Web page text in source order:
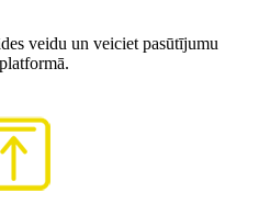
veidu un veiciet pasūtījumu